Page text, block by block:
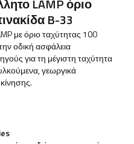
LAMP όριο
B-33
με όριο ταχύτητας 100
οδική ασφάλεια
για τη μέγιστη ταχύτητα
γεωργικά